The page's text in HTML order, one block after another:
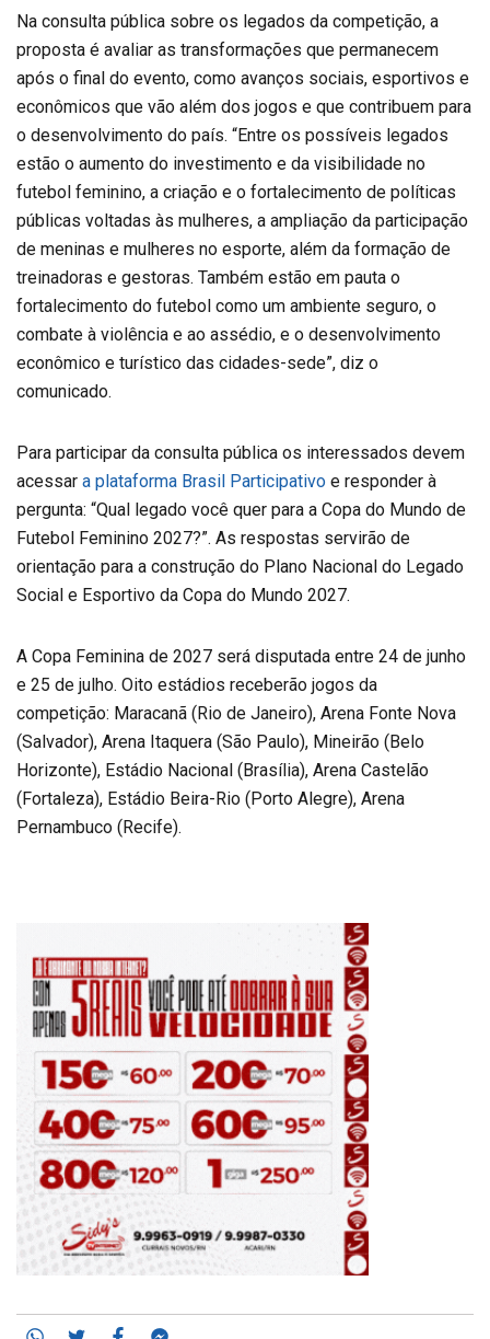
Na consulta pública sobre os legados da competição, a
proposta é avaliar as transformações que permanecem
após o final do evento, como avanços sociais, esportivos e
econômicos que vão além dos jogos e que contribuem para
o desenvolvimento do país. “Entre os possíveis legados
estão o aumento do investimento e da visibilidade no
futebol feminino, a criação e o fortalecimento de políticas
públicas voltadas às mulheres, a ampliação da participação
de meninas e mulheres no esporte, além da formação de
treinadoras e gestoras. Também estão em pauta o
fortalecimento do futebol como um ambiente seguro, o
combate à violência e ao assédio, e o desenvolvimento
econômico e turístico das cidades-sede”, diz o
comunicado.
Para participar da consulta pública os interessados devem
acessar a plataforma Brasil Participativo e responder à
pergunta: “Qual legado você quer para a Copa do Mundo de
Futebol Feminino 2027?”. As respostas servirão de
orientação para a construção do Plano Nacional do Legado
Social e Esportivo da Copa do Mundo 2027.
A Copa Feminina de 2027 será disputada entre 24 de junho
e 25 de julho. Oito estádios receberão jogos da
competição: Maracanã (Rio de Janeiro), Arena Fonte Nova
(Salvador), Arena Itaquera (São Paulo), Mineirão (Belo
Horizonte), Estádio Nacional (Brasília), Arena Castelão
(Fortaleza), Estádio Beira-Rio (Porto Alegre), Arena
Pernambuco (Recife).